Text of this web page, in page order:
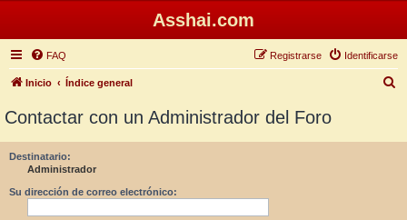
Asshai.com
FAQ Identificarse
Registrarse
Inicio Índice general
Contactar con un Administrador del Foro
Destinatario:
Administrador
Su dirección de correo electrónico: